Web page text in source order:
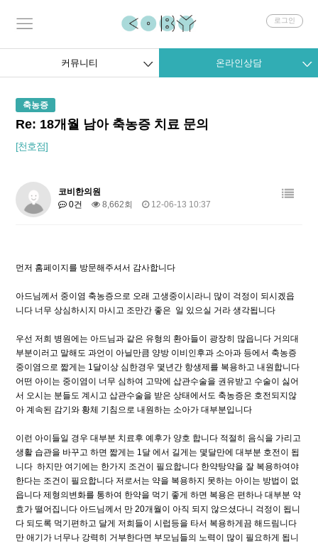
회로그인
커뮤니티 온라인상담
축농증
Re: 18개월 남아 축농증 치료 문의
[천호점]
코비한의원
0건
8,662회 12-06-13 10:37
먼저 홈페이지를 방문해주셔서 감사합니다
아드님께서 중이염 축농증으로 오래 고생중이시라니 많이 걱정이 되시겠읍
니다 너무 상심하시지 마시고 조만간 좋은 일 있으실 거라 생각됩니다
우선 저희 병원에는 아드님과 같은 유형의 환아들이 광장히 많읍니다 거의대
부분이러고 말해도 과언이 아닐만큼 양방 이비인후과 소아과 등에서 축농증
중이염으로 짧게는 1달이상 심한경우 몇년간 항생제를 복용하고 내원합니다
어떤 아이는 중이염이 너무 심하여 고막에 삽관수술을 권유받고 수술이 싫어
서 오시는 분들도 계시고 삽관수술을 받은 상태에서도 축농증은 호전되지않
아 계속된 감기와 황체 기침으로 내원하는 소아가 대부분입니다
이런 아이들일 경우 대부분 치료후 예후가 양호 합니다 적절히 음식을 가리고
생활 습관을 바꾸고 하면 짧게는 1달 에서 길게는 몇달만에 대부분 호전이 됩
니다 하지만 여기에는 한가지 조건이 필요합니다 한약탕약을 잘 복용하여야
한다는 조건이 필요합니다 저로서는 약을 복용하지 못하는 아이는 방법이 없
읍니다 제형의변화를 통하여 한약을 먹기 좋게 하면 복용은 편하나 대부분 약
효가 떨어집니다 아드님께서 만 20개월이 아직 되지 않으셨다니 걱정이 됩니
다 되도록 먹기편하고 달게 저희들이 시럽등을 타서 복용하게끔 해드림니다
만 애기가 너무나 강력히 거부한다면 부모님들의 노력이 많이 필요하게 됩니